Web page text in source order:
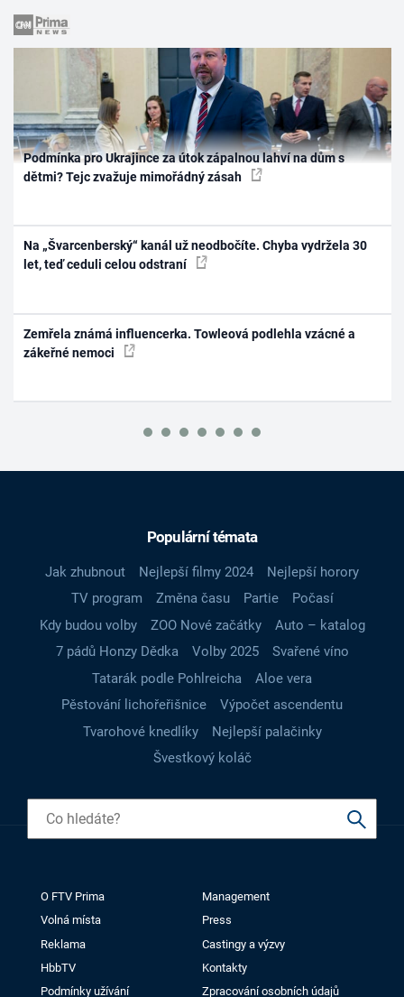
Podmínka pro Ukrajince za útok zápalnou lahví na dům s
dětmi? Tejc zvažuje mimořádný zásah
Na „Švarcenberský“ kanál už neodbočíte. Chyba vydržela 30
let, teď ceduli celou odstraní
Zemřela známá influencerka. Towleová podlehla vzácné a
zákeřné nemoci
Populární témata
Jak zhubnout Nejlepší filmy 2024
Nejlepší horory
TV program
Změna času Partie
Počasí
Kdy budou volby
ZOO Nové začátky
Auto – katalog
7 pádů Honzy Dědka
Volby 2025
Svařené víno
Tatarák podle Pohlreicha
Aloe vera
Pěstování lichořeřišnice
Výpočet ascendentu
Tvarohové knedlíky
Nejlepší palačinky
Švestkový koláč
O FTV Prima
Management
Volná místa
Press
Reklama
Castingy a výzvy
HbbTV
Kontakty
Podmínky užívání
Zpracování osobních údajů